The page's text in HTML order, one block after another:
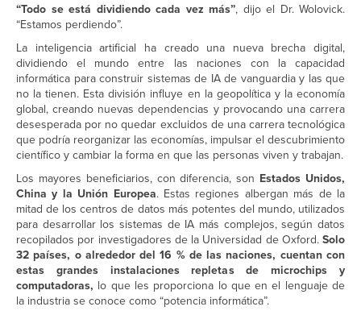
“Todo se está dividiendo cada vez más”, dijo el Dr. Wolovick.
“Estamos perdiendo”.
La inteligencia artificial ha creado una nueva brecha digital,
dividiendo el mundo entre las naciones con la capacidad
informática para construir sistemas de IA de vanguardia y las que
no la tienen. Esta división influye en la geopolítica y la economía
global, creando nuevas dependencias y provocando una carrera
desesperada por no quedar excluidos de una carrera tecnológica
que podría reorganizar las economías, impulsar el descubrimiento
científico y cambiar la forma en que las personas viven y trabajan.
Los mayores beneficiarios, con diferencia, son Estados Unidos,
China y la Unión Europea. Estas regiones albergan más de la
mitad de los centros de datos más potentes del mundo, utilizados
para desarrollar los sistemas de IA más complejos, según datos
recopilados por investigadores de la Universidad de Oxford.Solo
32 países, o alrededor del 16 % de las naciones, cuentan con
estas grandes instalaciones repletas de microchips y
computadoras, lo que les proporciona lo que en el lenguaje de
la industria se conoce como “potencia informática”.